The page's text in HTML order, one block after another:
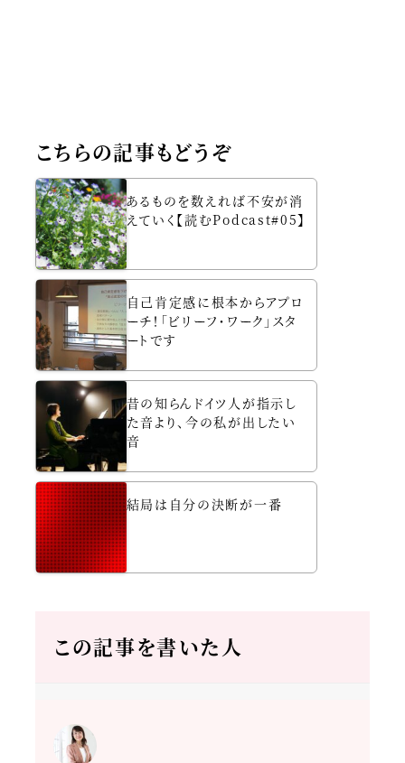
こちらの記事もどうぞ
あるものを数えれば不安が消
えていく【読むPodcast#05】
自己肯定感に根本からアプロ
ーチ！「ビリーフ・ワーク」スタ
ートです
昔の知らんドイツ人が指示し
た音より、今の私が出したい
音
結局は自分の決断が一番
この記事を書いた人